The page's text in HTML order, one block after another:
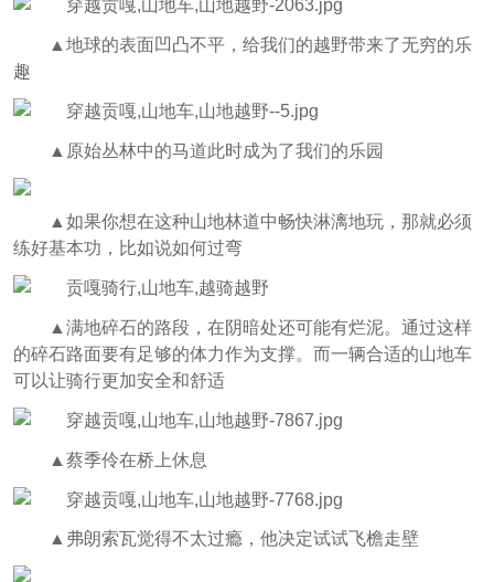
▲ 地球的表面凹凸不平，给我们的越野带来了无穷的乐
趣
▲ 原始丛林中的马道此时成为了我们的乐园
▲ 如果你想在这种山地林道中畅快淋漓地玩，那就必须
练好基本功，比如说如何过弯
▲满地碎石的路段，在阴暗处还可能有烂泥。通过这样
的碎石路面要有足够的体力作为支撑。而一辆合适的山地车
可以让骑行更加安全和舒适
▲ 蔡季伶在桥上休息
▲ 弗朗索瓦觉得不太过瘾，他决定试试飞檐走壁